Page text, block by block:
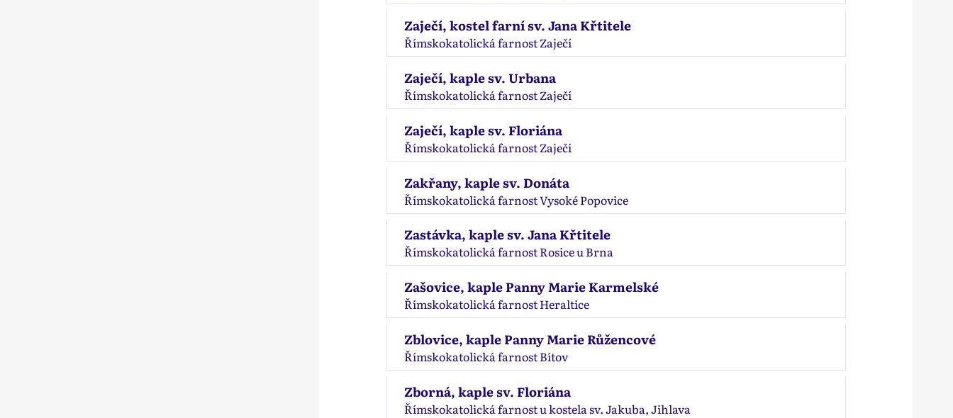
Zaječí, kostel farní sv. Jana Křtitele
Římskokatolická farnost Zaječí
Zaječí, kaple sv. Urbana
Římskokatolická farnost Zaječí
Zaječí, kaple sv. Floriána
Římskokatolická farnost Zaječí
Zakřany, kaple sv. Donáta
Římskokatolická farnost Vysoké Popovice
Zastávka, kaple sv. Jana Křtitele
Římskokatolická farnost Rosice u Brna
Zašovice, kaple Panny Marie Karmelské
Římskokatolická farnost Heraltice
Zblovice, kaple Panny Marie Růžencové
Římskokatolická farnost Bítov
Zborná, kaple sv. Floriána
Římskokatolická farnost u kostela sv. Jakuba, Jihlava